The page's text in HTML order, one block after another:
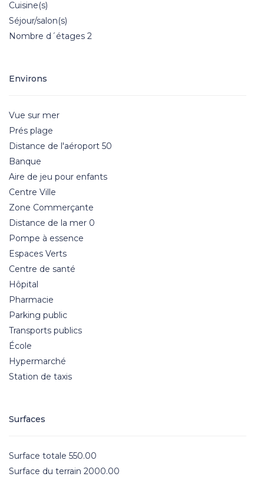
Cuisine(s)
Séjour/salon(s)
Nombre d´étages 2
Environs
Vue sur mer
Prés plage
Distance de l'aéroport 50
Banque
Aire de jeu pour enfants
Centre Ville
Zone Commerçante
Distance de la mer 0
Pompe à essence
Espaces Verts
Centre de santé
Hôpital
Pharmacie
Parking public
Transports publics
École
Hypermarché
Station de taxis
Surfaces
Surface totale 550.00
Surface du terrain 2000.00